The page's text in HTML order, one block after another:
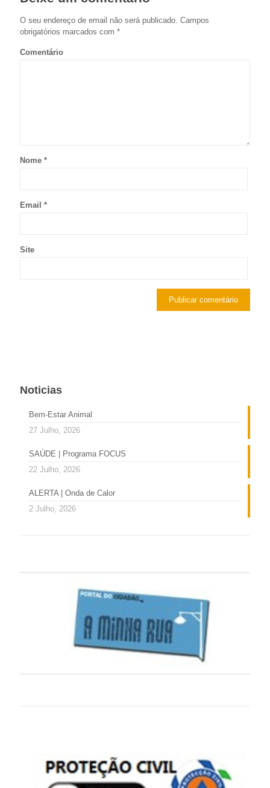
O seu endereço de email não será publicado. Campos
obrigatórios marcados com *
Comentário
Nome *
Email *
Site
Noticias
Bem-Estar Animal
27 Julho, 2026
SAÚDE | Programa FOCUS
22 Julho, 2026
ALERTA | Onda de Calor
2 Julho, 2026